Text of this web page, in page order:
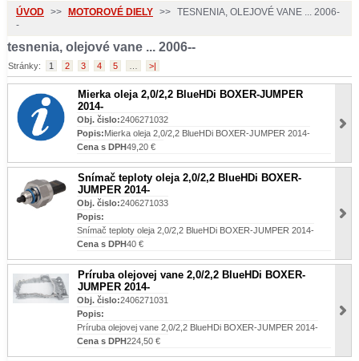
ÚVOD >> MOTOROVÉ DIELY >> TESNENIA, OLEJOVÉ VANE ... 2006-
-
tesnenia, olejové vane ... 2006--
Stránky: 1 2 3 4 5 >|
Mierka oleja 2,0/2,2 BlueHDi BOXER-JUMPER
2014-
Obj. čislo:2406271032
Popis:Mierka oleja 2,0/2,2 BlueHDi BOXER-JUMPER 2014-
Cena s DPH49,20 €
Snímač teploty oleja 2,0/2,2 BlueHDi BOXER-
JUMPER 2014-
Obj. čislo:2406271033
Popis:
Snímač teploty oleja 2,0/2,2 BlueHDi BOXER-JUMPER 2014-
Cena s DPH40 €
Príruba olejovej vane 2,0/2,2 BlueHDi BOXER-
JUMPER 2014-
Obj. čislo:2406271031
Popis:
Príruba olejovej vane 2,0/2,2 BlueHDi BOXER-JUMPER 2014-
Cena s DPH224,50 €